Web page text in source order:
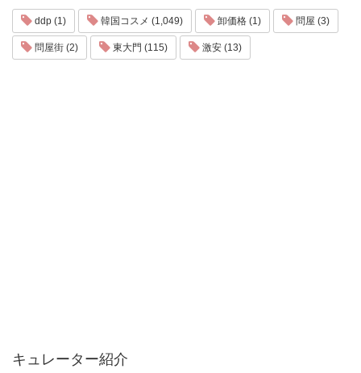
ddp (1) 韓国コスメ (1,049) 卸価格 (1) 問屋 (3)
問屋街 (2) 東大門 (115) 激安 (13)
キュレーター紹介